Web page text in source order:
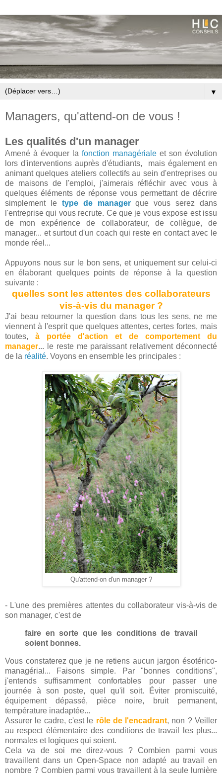
▼
Managers, qu'attend-on de vous !
Les qualités d'un manager
Amené à évoquer la fonction managériale et son évolution
lors d'interventions auprès d'étudiants, mais également en
animant quelques ateliers collectifs au sein d'entreprises ou
de maisons de l'emploi, j'aimerais réfléchir avec vous à
quelques éléments de réponse vous permettant de décrire
simplement le type de managerque vous serez dans
l'entreprise qui vous recrute. Ce que je vous expose est issu
de mon expérience de collaborateur, de collègue, de
manager... et surtout d'un coach qui reste en contact avec le
monde réel...
Appuyons nous sur le bon sens, et uniquement sur celui-ci
en élaborant quelques points de réponse à la question
suivante :
quelles sont les attentes des collaborateurs
vis-à-vis du manager ?
J'ai beau retourner la question dans tous les sens, ne me
viennent à l'esprit que quelques attentes, certes fortes, mais
toutes, à portée d'action et de comportement du
manager... le reste me paraissant relativement déconnecté
de la réalité. Voyons en ensemble les principales :
Qu'attend-on d'un manager ?
- L'une des premières attentes du collaborateur vis-à-vis de
son manager, c'est de
faire en sorte que les conditions de travail
soient bonnes.
Vous constaterez que je ne retiens aucun jargon ésotérico-
managérial... Faisons simple. Par "bonnes conditions",
j'entends suffisamment confortables pour passer une
journée à son poste, quel qu'il soit. Éviter promiscuité,
équipement dépassé, pièce noire, bruit permanent,
température inadaptée...
Assurer le cadre, c'est le rôle de l'encadrant, non ? Veiller
au respect élémentaire des conditions de travail les plus...
normales et logiques qui soient.
Cela va de soi me direz-vous ? Combien parmi vous
travaillent dans un Open-Space non adapté au travail en
nombre ? Combien parmi vous travaillent à la seule lumière